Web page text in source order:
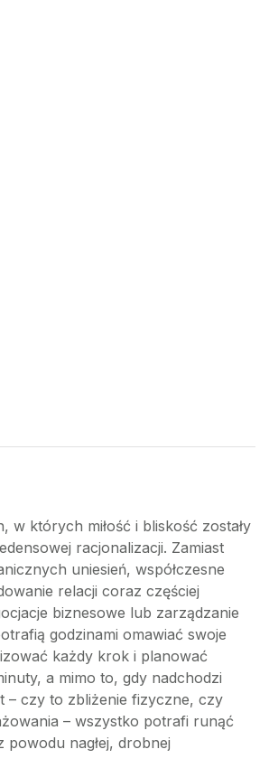
w których miłość i bliskość zostały
racjonalizacji. Zamiast
uniesień, współczesne
relacji coraz częściej
biznesowe lub zarządzanie
godzinami omawiać swoje
każdy krok i planować
a mimo to, gdy nadchodzi
– czy to zbliżenie fizyczne, czy
– wszystko potrafi runąć
powodu nagłej, drobnej